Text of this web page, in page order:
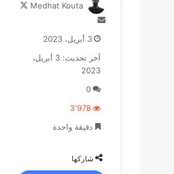
Medhat Kouta
أرسل
إلكترونيا
3 أبريل، 2023
آخر تحديث: 3 أبريل،
2023
0
3٬978
دقيقة واحدة
شاركها